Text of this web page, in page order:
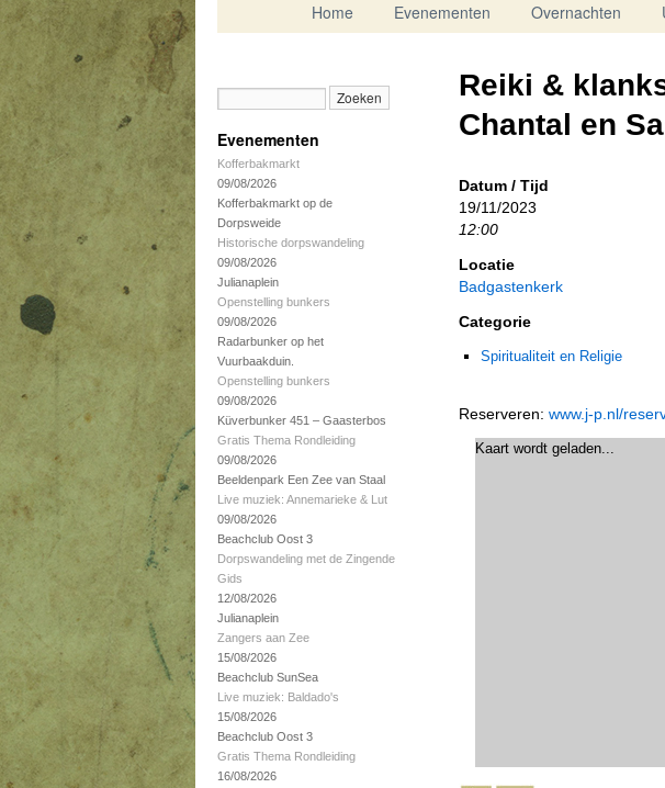
Home Evenementen Overnachten
Evenementen
Kofferbakmarkt
09/08/2026
Kofferbakmarkt op de
Dorpsweide
Historische dorpswandeling
09/08/2026
Julianaplein
Openstelling bunkers
09/08/2026
Radarbunker op het
Vuurbaakduin.
Openstelling bunkers
09/08/2026
Küverbunker 451 – Gaasterbos
Gratis Thema Rondleiding
09/08/2026
Beeldenpark Een Zee van Staal
Live muziek: Annemarieke & Lut
09/08/2026
Beachclub Oost 3
Dorpswandeling met de Zingende
Gids
12/08/2026
Julianaplein
Zangers aan Zee
15/08/2026
Beachclub SunSea
Live muziek: Baldado's
15/08/2026
Beachclub Oost 3
Gratis Thema Rondleiding
16/08/2026
Reiki &
Chantal en
Datum / Tijd
19/11/2023
12:00
Locatie
Badgastenkerk
Categorie
Spiritualiteit en Religie
Reserveren: www.j-p.nl/
Kaart wordt geladen...